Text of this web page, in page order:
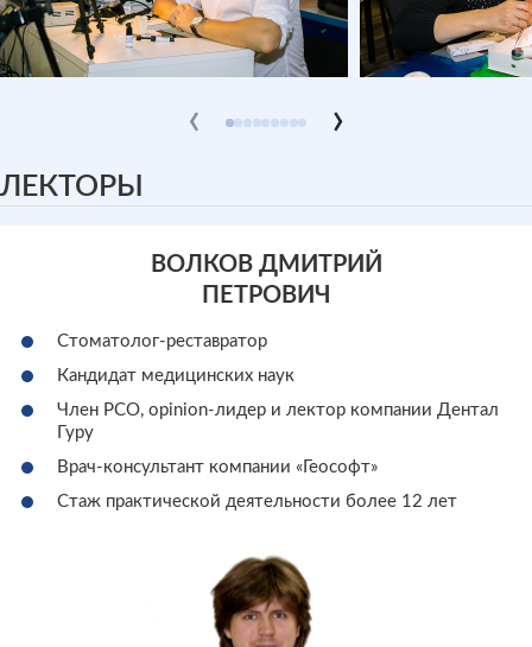
‹ ›
ЛЕКТОРЫ
ВОЛКОВ ДМИТРИЙ
ПЕТРОВИЧ
Стоматолог-реставратор
Кандидат медицинских наук
Член РСО, оpinion-лидер и лектор компании Дентал
Гуру
Врач-консультант компании «Геософт»
Стаж практической деятельности более 12 лет